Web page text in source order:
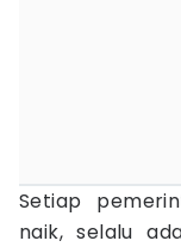
Setiap
naik, selalu